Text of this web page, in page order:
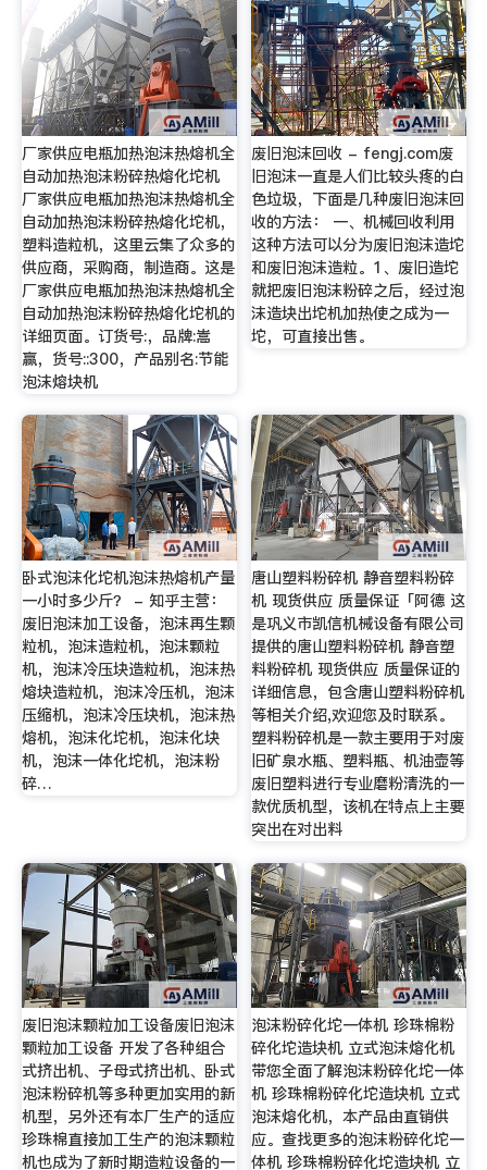
厂家供应电瓶加热泡沫热熔机全
自动加热泡沫粉碎热熔化坨机
厂家供应电瓶加热泡沫热熔机全
自动加热泡沫粉碎热熔化坨机，
塑料造粒机，这里云集了众多的
供应商，采购商，制造商。这是
厂家供应电瓶加热泡沫热熔机全
自动加热泡沫粉碎热熔化坨机的
详细页面。订货号:，品牌:嵩
赢，货号::300，产品别名:节能
泡沫熔块机
废旧泡沫回收 - fengj.com废
旧泡沫一直是人们比较头疼的白
色垃圾，下面是几种废旧泡沫回
收的方法： 一、机械回收利用
这种方法可以分为废旧泡沫造坨
和废旧泡沫造粒。1、废旧造坨
就把废旧泡沫粉碎之后，经过泡
沫造块出坨机加热使之成为一
坨，可直接出售。
卧式泡沫化坨机泡沫热熔机产量
一小时多少斤？ - 知乎主营：
废旧泡沫加工设备，泡沫再生颗
粒机，泡沫造粒机，泡沫颗粒
机，泡沫冷压块造粒机，泡沫热
熔块造粒机，泡沫冷压机，泡沫
压缩机，泡沫冷压块机，泡沫热
熔机，泡沫化坨机，泡沫化块
机，泡沫一体化坨机，泡沫粉
碎…
唐山塑料粉碎机 静音塑料粉碎
机 现货供应 质量保证「阿德 这
是巩义市凯信机械设备有限公司
提供的唐山塑料粉碎机 静音塑
料粉碎机 现货供应 质量保证的
详细信息，包含唐山塑料粉碎机
等相关介绍,欢迎您及时联系。
塑料粉碎机是一款主要用于对废
旧矿泉水瓶、塑料瓶、机油壶等
废旧塑料进行专业磨粉清洗的一
款优质机型，该机在特点上主要
突出在对出料
废旧泡沫颗粒加工设备废旧泡沫
颗粒加工设备 开发了各种组合
式挤出机、子母式挤出机、卧式
泡沫粉碎机等多种更加实用的新
机型，另外还有本厂生产的适应
珍珠棉直接加工生产的泡沫颗粒
机也成为了新时期造粒设备的一
泡沫粉碎化坨一体机 珍珠棉粉
碎化坨造块机 立式泡沫熔化机
带您全面了解泡沫粉碎化坨一体
机 珍珠棉粉碎化坨造块机 立式
泡沫熔化机，本产品由直销供
应。查找更多的泡沫粉碎化坨一
体机 珍珠棉粉碎化坨造块机 立